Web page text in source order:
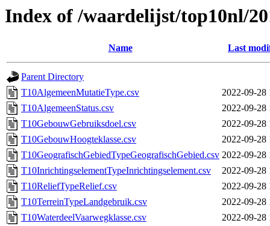
Index of /waardelijst/top10nl/
Name Last
Parent Directory
T10AlgemeenMutatieType.csv
2022-09-28
T10AlgemeenStatus.csv
2022-09-28
T10GebouwGebruiksdoel.csv
2022-09-28
T10GebouwHoogteklasse.csv
2022-09-28
T10GeografischGebiedTypeGeografischGebied.csv 2022-09-28
T10InrichtingselementTypeInrichtingselement.csv
2022-09-28
T10ReliefTypeRelief.csv
2022-09-28
T10TerreinTypeLandgebruik.csv
2022-09-28
T10WaterdeelVaarwegklasse.csv
2022-09-28